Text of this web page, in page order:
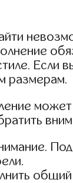
Если
размерам.